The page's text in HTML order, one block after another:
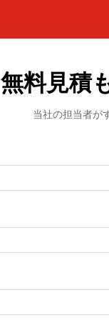
無料見積
当社の担当者が